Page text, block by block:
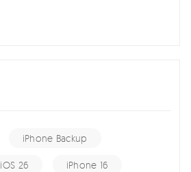
iPhone Backup
iOS 26 iPhone 16